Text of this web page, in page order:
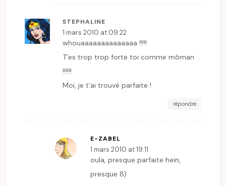
STEPHALINE
1 mars 2010 at 09:22
whouaaaaaaaaaaaaaa !!!!!
T’es trop trop forte toi comme môman
!!!!!!
Moi, je t’ai trouvé parfaite !
répondre
E-ZABEL
1 mars 2010 at 19:11
oula, presque parfaite hein,
presque 8)